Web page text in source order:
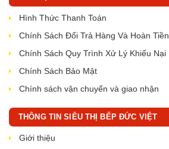
Hình Thức Thanh Toán
Chính Sách Đổi Trả Hàng Và Hoàn Tiền
Chính Sách Quy Trình Xử Lý Khiếu Nại
Chính Sách Bảo Mật
Chính sách vận chuyển và giao nhận
THÔNG TIN SIÊU THỊ BẾP ĐỨC VIỆT
Giới thiệu